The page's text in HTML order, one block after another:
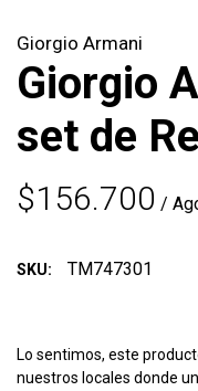
Giorgio Armani
Giorgio
set de
$156.700 /
SKU: TM747301
Lo sentimos, este
nuestros locales donde